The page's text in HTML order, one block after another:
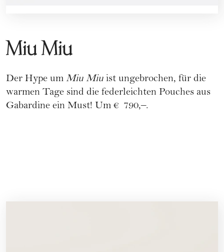
Miu Miu
Der Hype um Miu Miu ist ungebrochen, für die
warmen Tage sind die federleichten Pouches aus
Gabardine ein Must! Um € 790,–.